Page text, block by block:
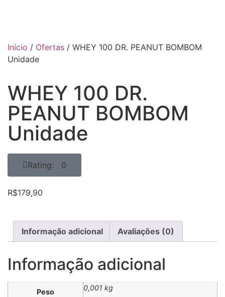
Início / Ofertas / WHEY 100 DR. PEANUT BOMBOM
Unidade
WHEY 100 DR.
PEANUT BOMBOM
Unidade
Rating: 0
R$179,90
Informação adicional Avaliações (0)
Informação adicional
Peso 0,001 kg